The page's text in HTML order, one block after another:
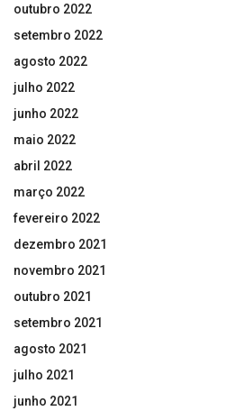
outubro 2022
setembro 2022
agosto 2022
julho 2022
junho 2022
maio 2022
abril 2022
março 2022
fevereiro 2022
dezembro 2021
novembro 2021
outubro 2021
setembro 2021
agosto 2021
julho 2021
junho 2021